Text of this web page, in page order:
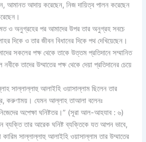
আমানত আদায় করেছেন, নিজ দায়িত্ব পালন করেছেন
ও অনুগ্রহের পর আমাদের উপর তার অনুগ্রহ সবচে
দিকে ও তার জীবন বিধানের দিকে পথ দেখিয়েছেন।
সকলের পক্ষ থেকে তাকে উত্তম প্রতিদানে সম্মানিত
তাদের উম্মাতের পক্ষ থেকে দেয়া প্রতিদানের চেয়ে
সাল্লাল্লাহু আলাইহি ওয়াসাল্লাম ছিলেন তার
করুণাময়। যেমন আল্লাহ তাআলা বলেনঃ
অপেক্ষা ঘনিষ্টতর।” (সূরা আল-আহযাব : ৬)
ব্যক্তি তার আরেক ঘনিষ্ট ব্যক্তিকে যত আপন ভাবে,
সাল্লাল্লাহু আলাইহি ওয়াসাল্লাম তার উম্মাতের